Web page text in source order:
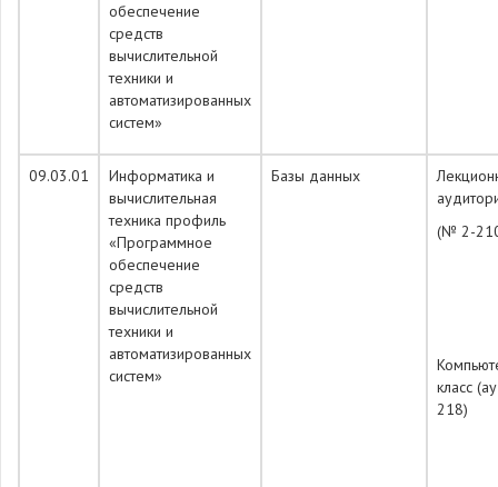
обеспечение
средств
вычислительной
техники и
автоматизированных
систем»
09.03.01
Информатика и
вычислительная
техника профиль
«Программное
обеспечение
средств
вычислительной
техники и
автоматизированных
систем»
Базы данных
(№ 2-
класс
218)